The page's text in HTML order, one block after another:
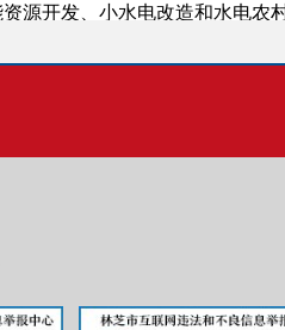
源开发、小水电改造和水电农
、协调
法负责水利行业安全生产工作
市场的监督管理，组织实施水